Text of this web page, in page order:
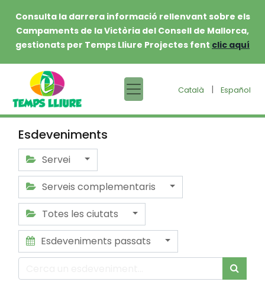
Consulta la darrera informació rellenvant sobre els
Campaments de la Victòria del Consell de Mallorca,
gestionats per Temps Lliure Projectes fent clic aquí
Català | Español
Esdeveniments
Servei
Serveis complementaris
Totes les ciutats
Esdeveniments passats